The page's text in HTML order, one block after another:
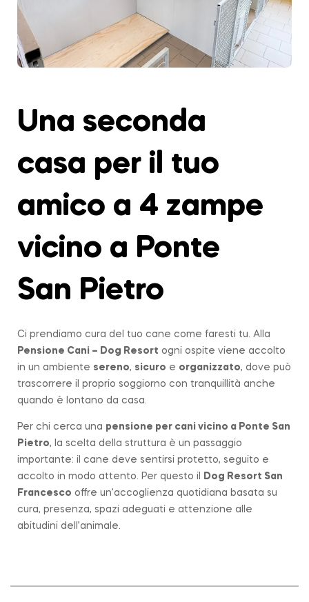
Una seconda
casa per il tuo
amico a 4 zampe
vicino a Ponte
San Pietro
Ci prendiamo cura del tuo cane come faresti tu. Alla
Pensione Cani – Dog Resort ogni ospite viene accolto
in un ambiente sereno, sicuro e organizzato, dove può
trascorrere il proprio soggiorno con tranquillità anche
quando è lontano da casa.
Per chi cerca una pensione per cani vicino a Ponte San
Pietro, la scelta della struttura è un passaggio
importante: il cane deve sentirsi protetto, seguito e
accolto in modo attento. Per questo il
Dog Resort San
Francesco offre un’accoglienza quotidiana basata su
cura, presenza, spazi adeguati e attenzione alle
abitudini dell’animale.